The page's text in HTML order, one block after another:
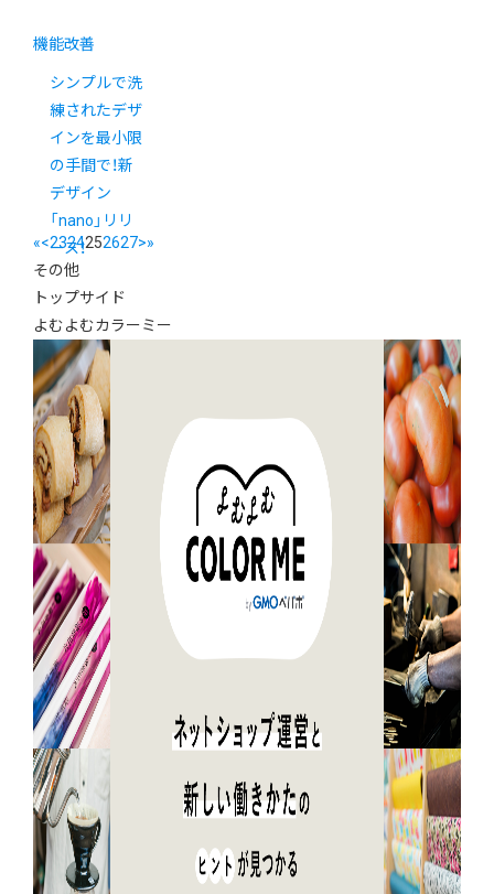
機能改善
シンプルで洗
練されたデザ
インを最小限
の手間で！新
デザイン
「nano」リリ
ース！
«<2324252627>»
その他
トップサイド
よむよむカラーミー